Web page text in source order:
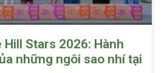
Stars 2026: Hành
những ngôi sao nhí tại